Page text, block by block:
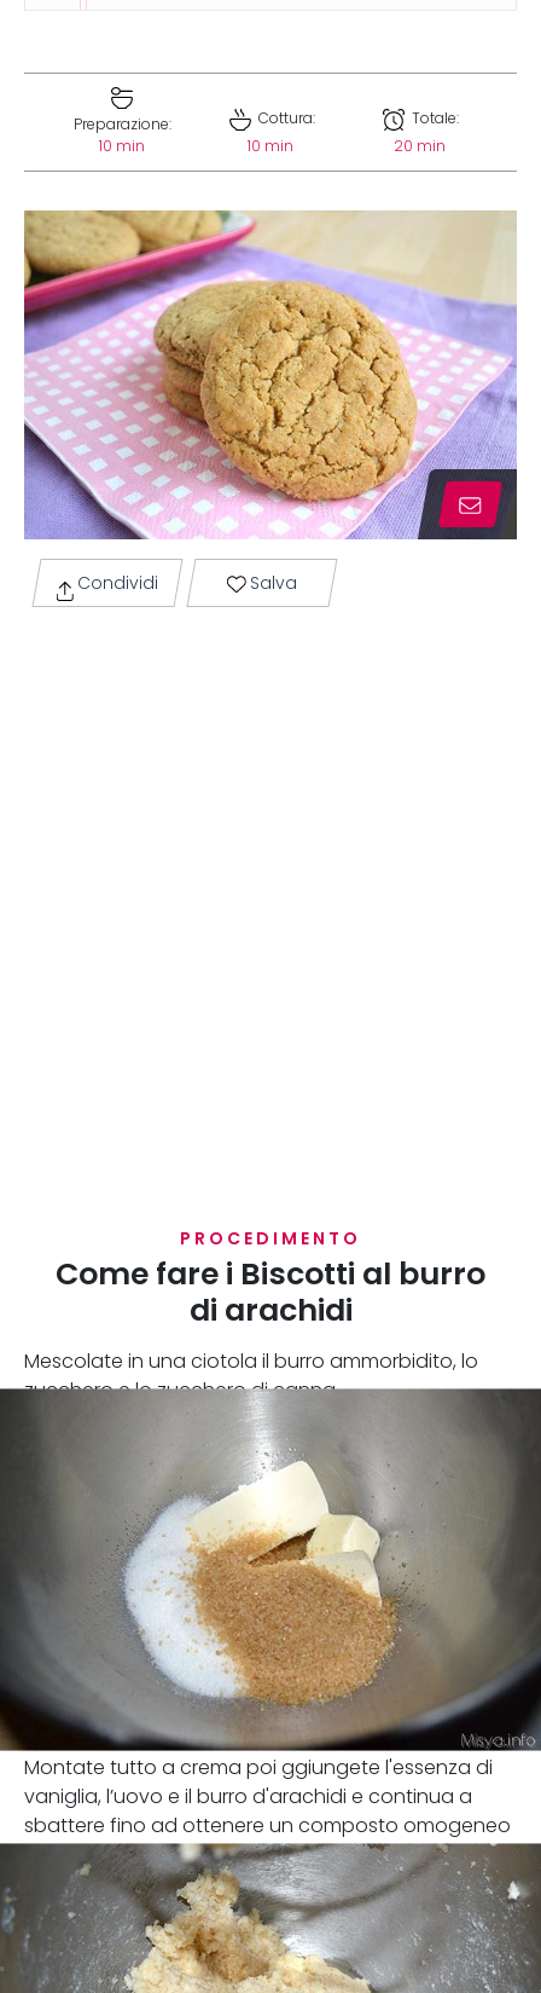
Preparazione:
10 min
Cottura:
10 min
Totale:
20 min
Condividi Salva
PROCEDIMENTO
Come fare i Biscotti al burro
di arachidi
Mescolate in una ciotola il burro ammorbidito, lo
zucchero e lo zucchero di canna
Montate tutto a crema poi ggiungete l'essenza di
vaniglia, l’uovo e il burro d'arachidi e continua a
sbattere fino ad ottenere un composto omogeneo